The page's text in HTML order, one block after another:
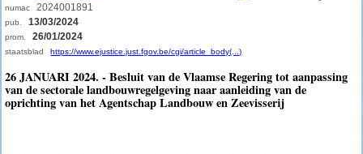
numac 2024001891
pub. 13/03/2024
prom. 26/01/2024
staatsblad https://www.ejustice.just.fgov.be/cgi/article_body(...)
26 JANUARI 2024. - Besluit van de Vlaamse Regering tot aanpassing
van de sectorale landbouwregelgeving naar aanleiding van de
oprichting van het Agentschap Landbouw en Zeevisserij